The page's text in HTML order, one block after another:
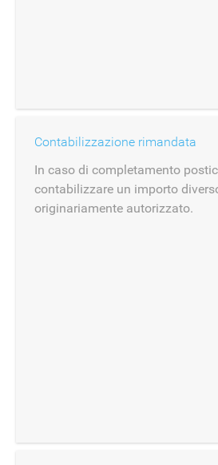
Contabilizzazione rimandata
In caso di completamento
contabilizzare un importo
originariamente autorizzato.